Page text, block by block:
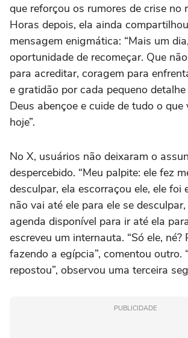
que reforçou os rumores de crise no
Horas depois, ela ainda
mensagem enigmática: “Mais um
oportunidade de recomeçar. Que
para acreditar, coragem para
e gratidão por cada pequeno
Deus abençoe e cuide de tudo o que
hoje”.
No X, usuários não deixaram o
despercebido. “Meu palpite: ele fez
desculpar, ela escorraçou ele, ele foi
não vai até ele para ele se
agenda disponível para ir até ela
escreveu um internauta. “Só ele, né?
fazendo a egípcia”, comentou outro.
repostou”, observou uma terceira
PUBLICIDADE